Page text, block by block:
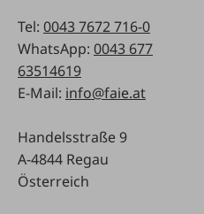
Tel: 0043 7672 716-0
WhatsApp: 0043 677
63514619
E-Mail: info@faie.at
Handelsstraße 9
A-4844 Regau
Österreich